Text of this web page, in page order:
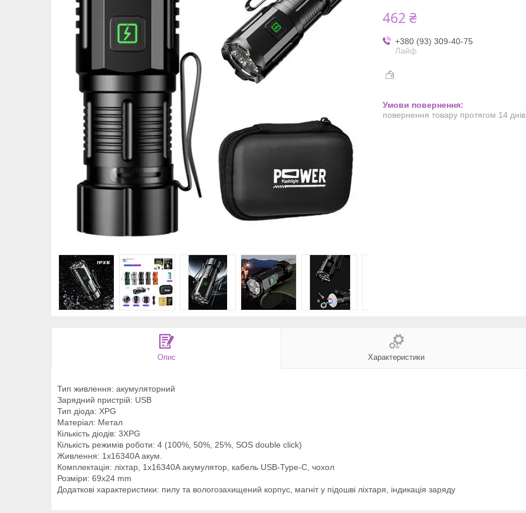
462 ₴
+380 (93) 309-40-75
Лайф
повернення товару протягом 14 днів
Опис Характеристики
Тип живлення: акумуляторний
Зарядний пристрій: USB
Тип діода: XPG
Матеріал: Метал
Кількість діодів: 3XPG
Кількість режимів роботи: 4 (100%, 50%, 25%, SOS double click)
Живлення: 1х16340A акум.
Комплектація: ліхтар, 1х16340A акумулятор, кабель USB-Type-C, чохол
Розміри: 69x24 mm
Додаткові характеристики: пилу та вологозахищений корпус, магніт у підошві ліхтаря, індикація заряду